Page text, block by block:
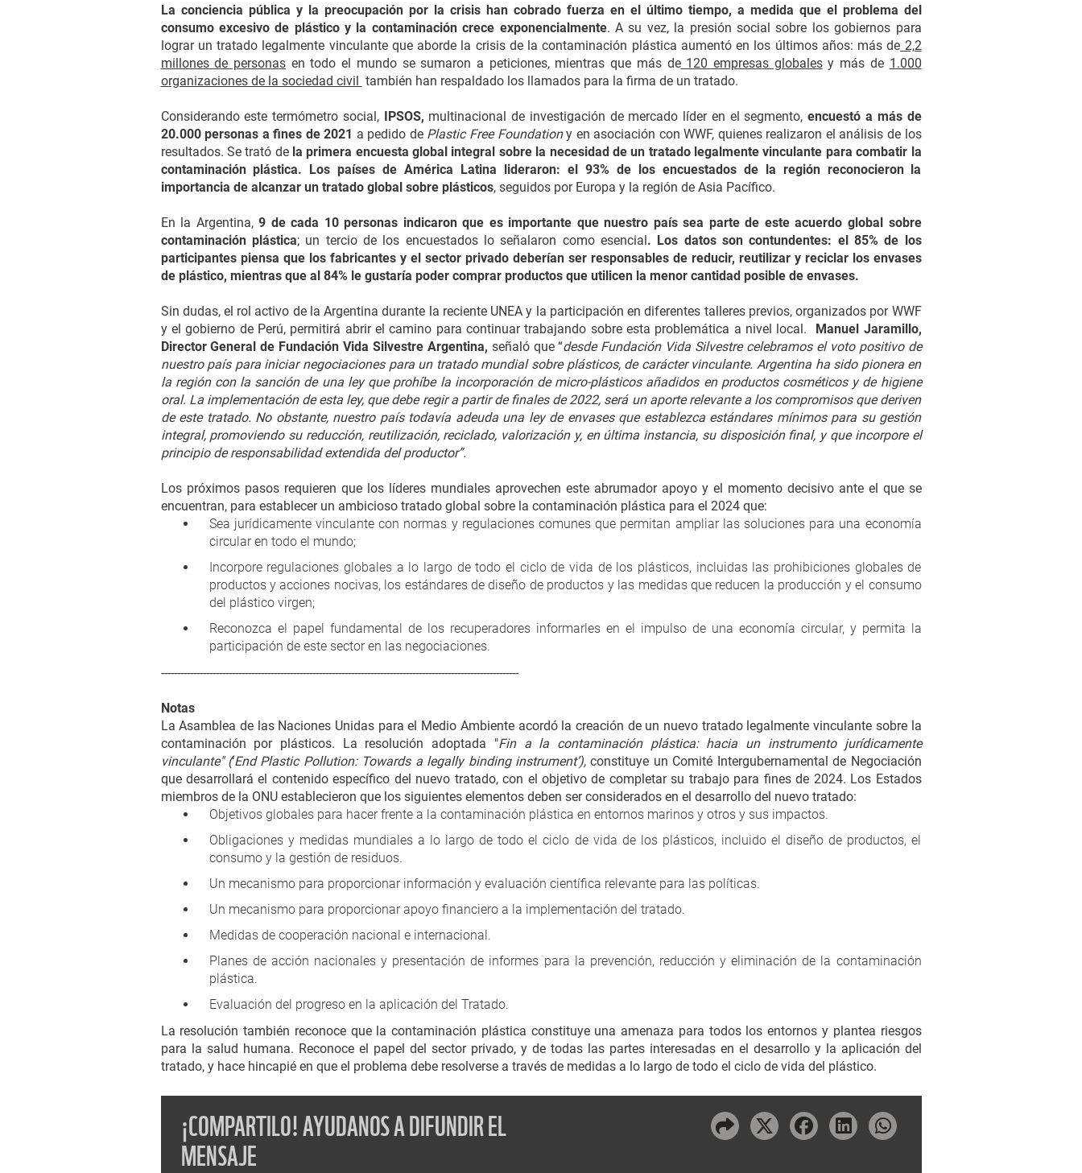
La conciencia pública y la preocupación por la crisis han cobrado fuerza en el último tiempo, a medida que el problema del
consumo excesivo de plástico y la contaminación crece exponencialmente. A su vez, la presión social sobre los gobiernos para
lograr un tratado legalmente vinculante que aborde la crisis de la contaminación plástica aumentó en los últimos años: más de 2,2
millones de personasen todo el mundo se sumaron a peticiones, mientras que más de120 empresas globalesy más de 1.000
organizaciones de la sociedad civil también han respaldado los llamados para la firma de un tratado.
Considerando este termómetro social, IPSOS, multinacional de investigación de mercado líder en el segmento,encuestó a más de
20.000 personas a fines de 2021 a pedido de Plastic Free Foundationy en asociación con WWF, quienes realizaron el análisis de los
resultados. Se trató de la primera encuesta global integral sobre la necesidad de un tratado legalmente vinculante para combatir la
contaminación plástica. Los países de América Latina lideraron: el 93% de los encuestados de la región reconocieron la
importancia de alcanzar un tratado global sobre plásticos, seguidos por Europa y la región de Asia Pacífico.
En la Argentina,9 de cada 10 personas indicaron que es importante que nuestro país sea parte de este acuerdo global sobre
contaminación plástica; un tercio de los encuestados lo señalaron como esencial. Los datos son contundentes: el 85% de los
participantes piensa que los fabricantes y el sector privado deberían ser responsables de reducir, reutilizar y reciclar los envases
de plástico, mientras que al 84% le gustaría poder comprar productos que utilicen la menor cantidad posible de envases.
Sin dudas, el rol activo de la Argentina durante la reciente UNEA y la participación en diferentes talleres previos, organizados por WWF
y el gobierno de Perú, permitirá abrir el camino para continuar trabajando sobre esta problemática a nivel local.
Manuel Jaramillo,
Director General de Fundación Vida Silvestre Argentina, señaló que “desde Fundación Vida Silvestre celebramos el voto positivo de
nuestro país para iniciar negociaciones para un tratado mundial sobre plásticos, de carácter vinculante. Argentina ha sido pionera en
la región con la sanción de una ley que prohíbe la incorporación de micro-plásticos añadidos en productos cosméticos y de higiene
oral. La implementación de esta ley, que debe regir a partir de finales de 2022, será un aporte relevante a los compromisos que deriven
de este tratado. No obstante, nuestro país todavía adeuda una ley de envases que establezca estándares mínimos para su gestión
integral, promoviendo su reducción, reutilización, reciclado, valorización y, en última instancia, su disposición final, y que incorpore el
principio de responsabilidad extendida del productor”.
Los próximos pasos requieren que los líderes mundiales aprovechen este abrumador apoyo y el momento decisivo ante el que se
encuentran, para establecer un ambicioso tratado global sobre la contaminación plástica para el 2024 que:
Sea jurídicamente vinculante con normas y regulaciones comunes que permitan ampliar las soluciones para una economía
circular en todo el mundo;
Incorpore regulaciones globales a lo largo de todo el ciclo de vida de los plásticos, incluidas las prohibiciones globales de
productos y acciones nocivas, los estándares de diseño de productos y las medidas que reducen la producción y el consumo
del plástico virgen;
Reconozca el papel fundamental de los recuperadores informarles en el impulso de una economía circular, y permita la
participación de este sector en las negociaciones.
---------------------------------------------------------------------------------------------------------------
Notas
La Asamblea de las Naciones Unidas para el Medio Ambiente acordó la creación de un nuevo tratado legalmente vinculante sobre la
contaminación por plásticos. La resolución adoptada "Fin a la contaminación plástica: hacia un instrumento jurídicamente
vinculante" (‘End Plastic Pollution: Towards a legally binding instrument’),constituye un Comité Intergubernamental de Negociación
que desarrollará el contenido específico del nuevo tratado, con el objetivo de completar su trabajo para fines de 2024. Los Estados
miembros de la ONU establecieron que los siguientes elementos deben ser considerados en el desarrollo del nuevo tratado:
Objetivos globales para hacer frente a la contaminación plástica en entornos marinos y otros y sus impactos.
Obligaciones y medidas mundiales a lo largo de todo el ciclo de vida de los plásticos, incluido el diseño de productos, el
consumo y la gestión de residuos.
Un mecanismo para proporcionar información y evaluación científica relevante para las políticas.
Un mecanismo para proporcionar apoyo financiero a la implementación del tratado.
Medidas de cooperación nacional e internacional.
Planes de acción nacionales y presentación de informes para la prevención, reducción y eliminación de la contaminación
plástica.
Evaluación del progreso en la aplicación del Tratado.
La resolución también reconoce que la contaminación plástica constituye una amenaza para todos los entornos y plantea riesgos
para la salud humana. Reconoce el papel del sector privado, y de todas las partes interesadas en el desarrollo y la aplicación del
tratado, y hace hincapié en que el problema debe resolverse a través de medidas a lo largo de todo el ciclo de vida del plástico.
¡COMPARTILO! AYUDANOS A DIFUNDIR EL
MENSAJE